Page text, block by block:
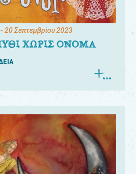
- 20 Σεπτεμβρίου 2023
ΧΩΡΙΣ ΟΝΟΜΑ